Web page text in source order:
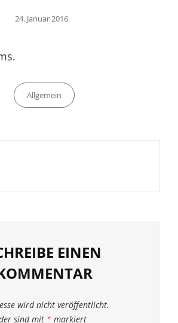
Posted
24. Januar 2016
Categories
Allgemein
EINEN
wird nicht veröffentlicht.
sind mit * markiert